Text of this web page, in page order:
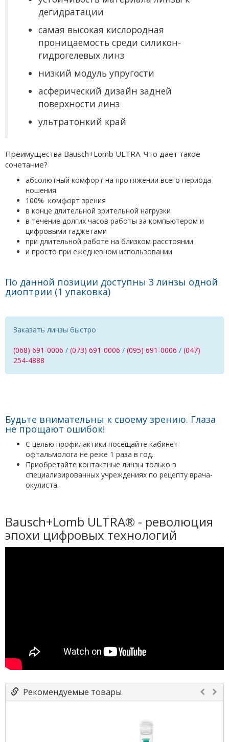
дегидратации
самая высокая кислородная
проницаемость среди силикон-
гидрогелевых линз
низкий модуль упругости
асферический дизайн задней
поверхности линз
ультратонкий край
Преимущества Bausch+Lomb ULTRA. Что дает такое
сочетание?
абсолютный комфорт на протяжении всего периода
ношения.
100% комфорт зрения
в конце длительной зрительной нагрузки
в течение долгих часов работы за компьютером и
цифровыми гаджетами
при длительной работе на близком расстоянии
и просто при ежедневном использовании
По данной позиции доступны 3 линзы одной
диоптрии (1 упаковка)
Заказать линзы быстро
(068) 691-0006 / (073) 691-0006 / (095) 691-0006 / (047)
254-4888
Будьте внимательны к своему зрению. Глаза
не прощают ошибок!
С целью профилактики посещайте кабинет
офтальмолога не реже 1 раза в год.
Приобретайте контактные линзы только в
специализированных учреждениях по рецепту врача-
окулиста.
Bausch+Lomb ULTRA® - революция
эпохи цифровых технологий
Рекомендуемые товары